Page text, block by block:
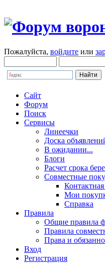
Пожалуйста, войдите или
Сайт
Форум
Поиск
Сервисы
Линеечки
Доска
В ожидании...
Блоги
Расчет срока
Совместные
Мои
Справка
Правила
Общие правила
Правила
Права и
Вход
Регистрация